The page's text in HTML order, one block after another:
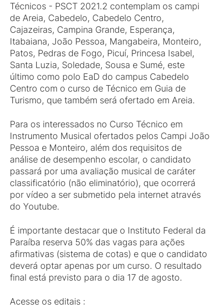
Técnicos - PSCT 2021.2 contemplam os campi
de Areia, Cabedelo, Cabedelo Centro,
Cajazeiras, Campina Grande, Esperança,
Itabaiana, João Pessoa, Mangabeira, Monteiro,
Patos, Pedras de Fogo, Picuí, Princesa Isabel,
Santa Luzia, Soledade, Sousa e Sumé, este
último como polo EaD do campus Cabedelo
Centro com o curso de Técnico em Guia de
Turismo, que também será ofertado em Areia.
Para os interessados no Curso Técnico em
Instrumento Musical ofertados pelos Campi João
Pessoa e Monteiro, além dos requisitos de
análise de desempenho escolar, o candidato
passará por uma avaliação musical de caráter
classificatório (não eliminatório), que ocorrerá
por vídeo a ser submetido pela internet através
do Youtube.
É importante destacar que o Instituto Federal da
Paraíba reserva 50% das vagas para ações
afirmativas (sistema de cotas) e que o candidato
deverá optar apenas por um curso. O resultado
final está previsto para o dia 17 de agosto.
Acesse os editais :